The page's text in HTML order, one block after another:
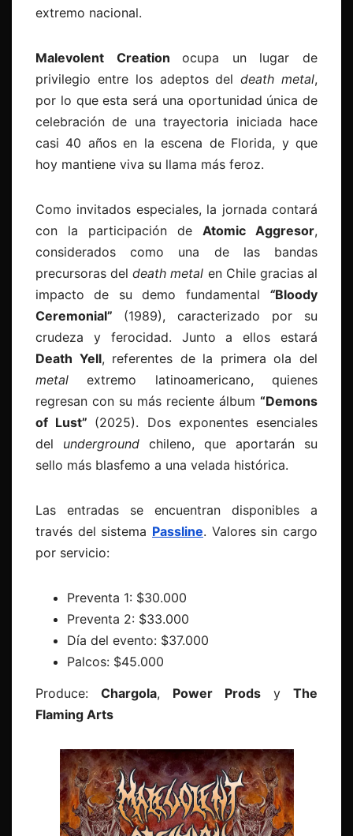
extremo nacional.
Malevolent Creationocupa un lugar de
privilegio entre los adeptos deldeath metal,
por lo que esta será una oportunidad única de
celebración de una trayectoria iniciada hace
casi 40 años en la escena de Florida, y que
hoy mantiene viva su llama más feroz.
Como invitados especiales, la jornada contará
con la participación de Atomic Aggresor,
considerados como una de las bandas
precursoras deldeath metal en Chile gracias al
impacto de su demo fundamental “Bloody
Ceremonial” (1989), caracterizado por su
crudeza y ferocidad. Junto a ellos estará
Death Yell, referentes de la primera ola del
metal extremo latinoamericano, quienes
regresan con su más reciente álbum “Demons
of Lust” (2025). Dos exponentes esenciales
del underground chileno, que aportarán su
sello más blasfemo a una velada histórica.
Las entradas se encuentran disponibles a
través del sistema Passline. Valores sin cargo
por servicio:
Preventa 1: $30.000
Preventa 2: $33.000
Día del evento: $37.000
Palcos: $45.000
Produce: Chargola, Power Prods y The
Flaming Arts